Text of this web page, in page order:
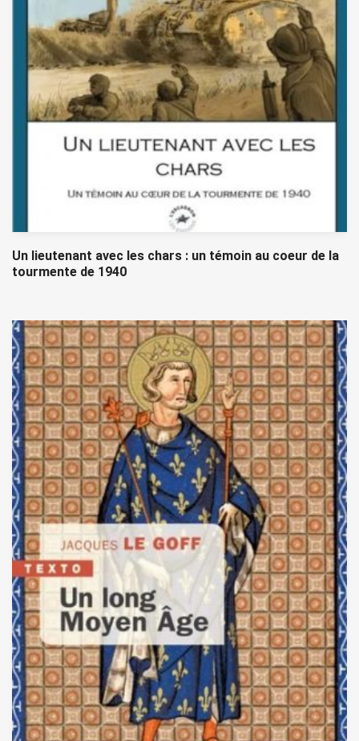
Un lieutenant avec les chars : un témoin au coeur de la
tourmente de 1940